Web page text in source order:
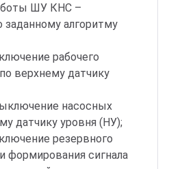
ШУ КНС –
заданному алгоритму
рабочего
верхнему датчику
насосных
датчику уровня (НУ);
резервного
формирования сигнала